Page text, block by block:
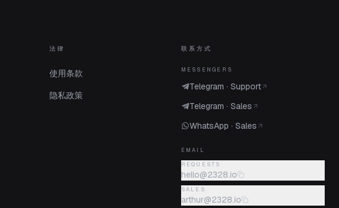
法律
使用条款
隐私政策
联系方式
MESSENGERS
Telegram · Support
Telegram · Sales
WhatsApp · Sales
EMAIL
REQUESTS
hello@2328.io
SALES
arthur@2328.io